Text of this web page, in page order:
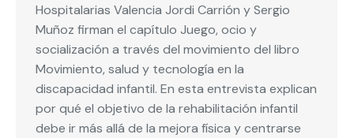
Hospitalarias Valencia Jordi Carrión y Sergio
Muñoz firman el capítulo Juego, ocio y
socialización a través del movimiento del libro
Movimiento, salud y tecnología en la
discapacidad infantil. En esta entrevista explican
por qué el objetivo de la rehabilitación infantil
debe ir más allá de la mejora física y centrarse